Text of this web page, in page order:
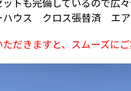
ハウス クロス張替済 エ
だきますと、スムーズに